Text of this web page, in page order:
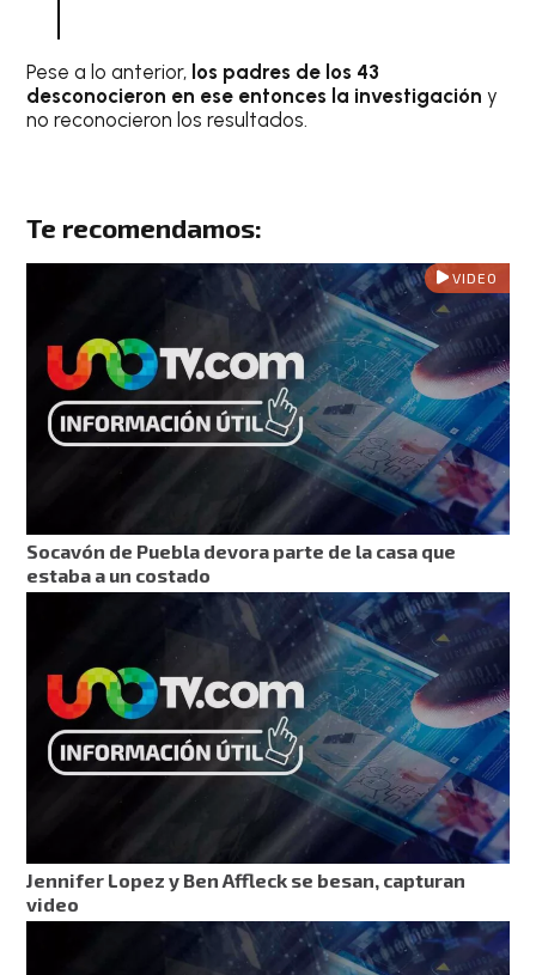
Pese a lo anterior, los padres de los 43
desconocieron en ese entonces la investigación y
no reconocieron los resultados.
Te recomendamos:
VIDEO
Socavón de Puebla devora parte de la casa que
estaba a un costado
Jennifer Lopez y Ben Affleck se besan, capturan
video